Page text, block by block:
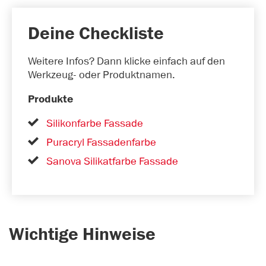
Deine Checkliste
Weitere Infos? Dann klicke einfach auf den
Werkzeug- oder Produktnamen.
Produkte
Silikonfarbe Fassade
Puracryl Fassadenfarbe
Sanova Silikatfarbe Fassade
Wichtige Hinweise